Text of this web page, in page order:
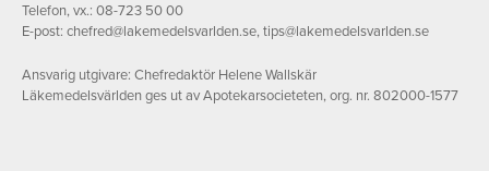
Telefon, vx.: 08-723 50 00
E-post: chefred@lakemedelsvarlden.se,tips@lakemedelsvarlden.se
Ansvarig utgivare: Chefredaktör Helene Wallskär
Läkemedelsvärlden ges ut av Apotekarsocieteten, org. nr. 802000-1577